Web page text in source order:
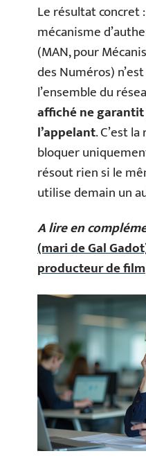
Le résultat concret
mécanisme
(MAN, pour
des Numéros)
l’ensemble du
affiché ne
l’appelant. C’est
bloquer
résout rien si le
utilise demain un
A lire en
(mari de Gal
producteur de film